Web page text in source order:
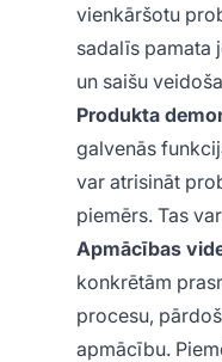
vienkāršotu
sadalīs pamata
un saišu
Produkta
galvenās
var atrisināt
piemērs. Tas
Apmācības
konkrētām
procesu,
apmācību.